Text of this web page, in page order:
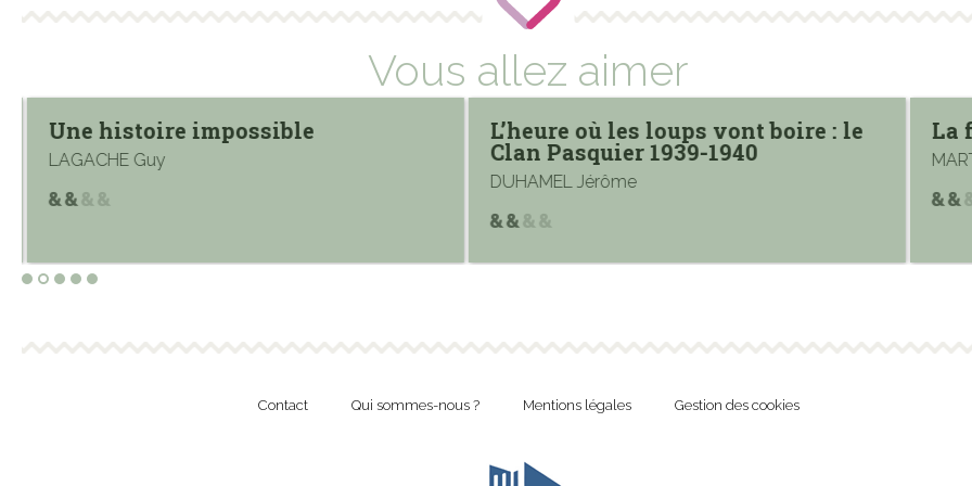
Vous allez aimer
Une histoire impossible
LAGACHE Guy
L’heure où les loups vont boire : le
Clan Pasquier 1939-1940
DUHAMEL Jérôme
La
Contact Qui sommes-nous ? Mentions légales Gestion des cookies